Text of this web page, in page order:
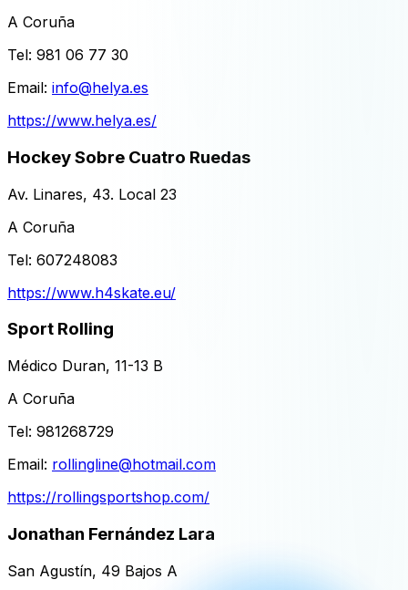
A Coruña
Tel: 981 06 77 30
Email: info@helya.es
https://www.helya.es/
Hockey Sobre Cuatro Ruedas
Av. Linares, 43. Local 23
A Coruña
Tel: 607248083
https://www.h4skate.eu/
Sport Rolling
Médico Duran, 11-13 B
A Coruña
Tel: 981268729
Email: rollingline@hotmail.com
https://rollingsportshop.com/
Jonathan Fernández Lara
San Agustín, 49 Bajos A